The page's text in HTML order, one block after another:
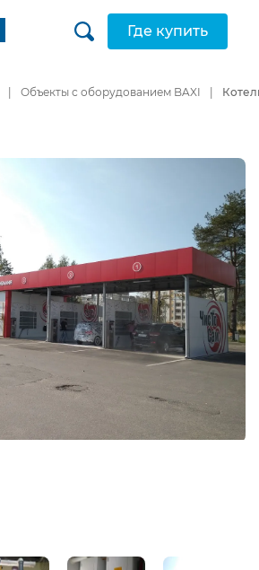
Где купить
Объекты с оборудованием BAXI